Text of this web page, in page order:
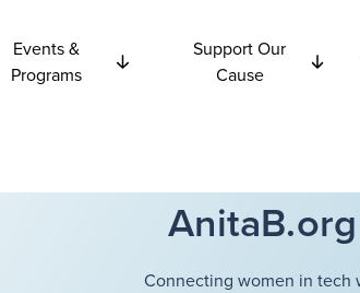
Events &
Programs
Support Our
Cause
Connecting women in tech